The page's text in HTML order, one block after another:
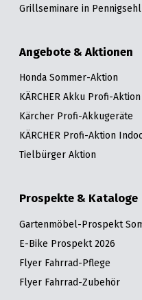
Grillseminare in Pennigsehl
Angebote & Aktionen
Honda Sommer-Aktion
KÄRCHER Akku Profi-
Kärcher Profi-Akkugeräte
KÄRCHER Profi-Aktion
Tielbürger Aktion
Prospekte & Kataloge
Gartenmöbel-Prospekt
E-Bike Prospekt 2026
Flyer Fahrrad-Pflege
Flyer Fahrrad-Zubehör